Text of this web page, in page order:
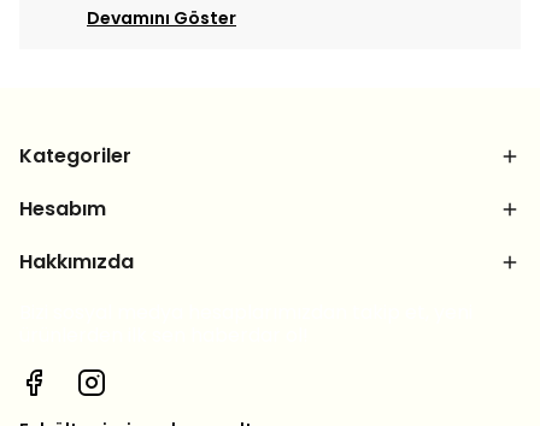
Devamını Göster
Kategoriler
Hesabım
Hakkımızda